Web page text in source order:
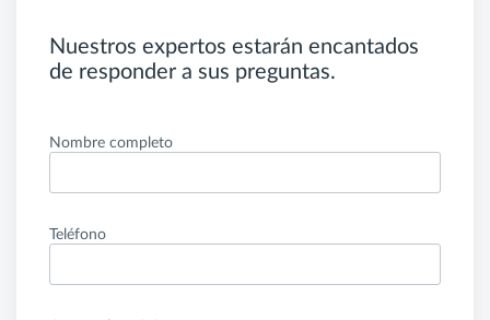
Nuestros expertos estarán encantados
de responder a sus preguntas.
Nombre completo
Teléfono